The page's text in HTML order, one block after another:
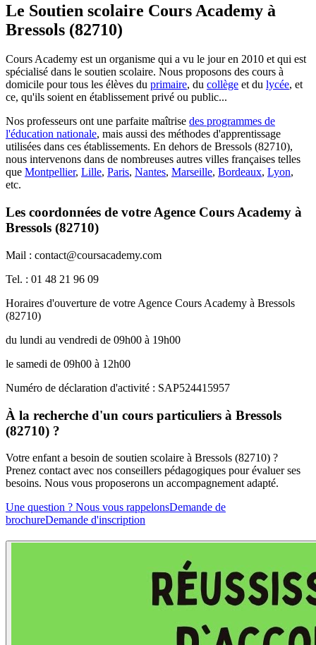
Le Soutien scolaire Cours Academy à
Bressols (82710)
Cours Academy est un organisme qui a vu le jour en 2010 et qui est
spécialisé dans le soutien scolaire. Nous proposons des cours à
domicile pour tous les élèves du primaire, du collège et du lycée, et
ce, qu'ils soient en établissement privé ou public...
Nos professeurs ont une parfaite maîtrise des programmes de
l'éducation nationale, mais aussi des méthodes d'apprentissage
utilisées dans ces établissements. En dehors de Bressols (82710),
nous intervenons dans de nombreuses autres villes françaises telles
que Montpellier, Lille, Paris, Nantes, Marseille, Bordeaux, Lyon,
etc.
Les coordonnées de votre Agence Cours Academy à
Bressols (82710)
Mail : contact@coursacademy.com
Tel. : 01 48 21 96 09
Horaires d'ouverture de votre Agence Cours Academy à Bressols
(82710)
du lundi au vendredi de 09h00 à 19h00
le samedi de 09h00 à 12h00
Numéro de déclaration d'activité : SAP524415957
À la recherche d'un cours particuliers à Bressols
(82710) ?
Votre enfant a besoin de soutien scolaire à Bressols (82710) ?
Prenez contact avec nos conseillers pédagogiques pour évaluer ses
besoins. Nous vous proposerons un accompagnement adapté.
Une question ? Nous vous rappelonsDemande de
brochureDemande d'inscription